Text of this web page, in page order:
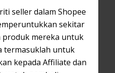
seller dalam Shopee
sekitar
produk mereka untuk
termasuklah untuk
kepada Affiliate dan